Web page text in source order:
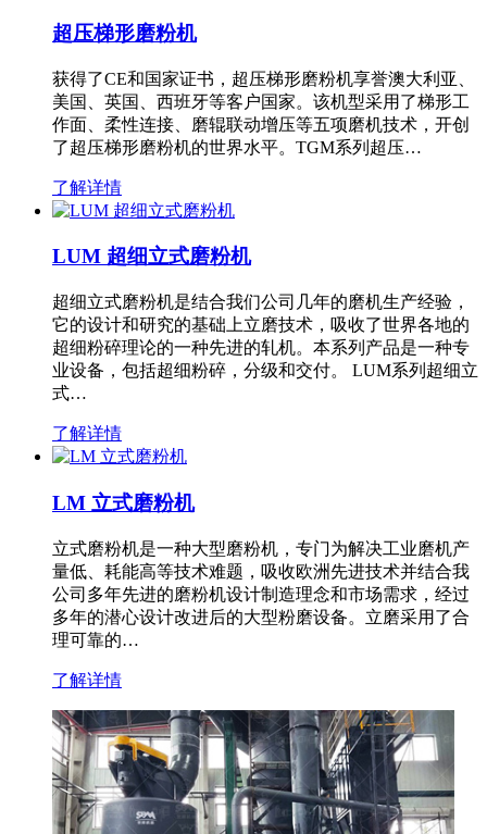
超压梯形磨粉机
获得了CE和国家证书，超压梯形磨粉机享誉澳大利亚、
美国、英国、西班牙等客户国家。该机型采用了梯形工
作面、柔性连接、磨辊联动增压等五项磨机技术，开创
了超压梯形磨粉机的世界水平。TGM系列超压…
了解详情
LUM 超细立式磨粉机
超细立式磨粉机是结合我们公司几年的磨机生产经验，
它的设计和研究的基础上立磨技术，吸收了世界各地的
超细粉碎理论的一种先进的轧机。本系列产品是一种专
业设备，包括超细粉碎，分级和交付。 LUM系列超细立
式…
了解详情
LM 立式磨粉机
立式磨粉机是一种大型磨粉机，专门为解决工业磨机产
量低、耗能高等技术难题，吸收欧洲先进技术并结合我
公司多年先进的磨粉机设计制造理念和市场需求，经过
多年的潜心设计改进后的大型粉磨设备。立磨采用了合
理可靠的…
了解详情